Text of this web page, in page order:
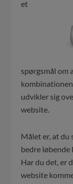
et
spørgsmål om
udvikler sig
website.
Målet er, at du
bedre
Har du det, er
website